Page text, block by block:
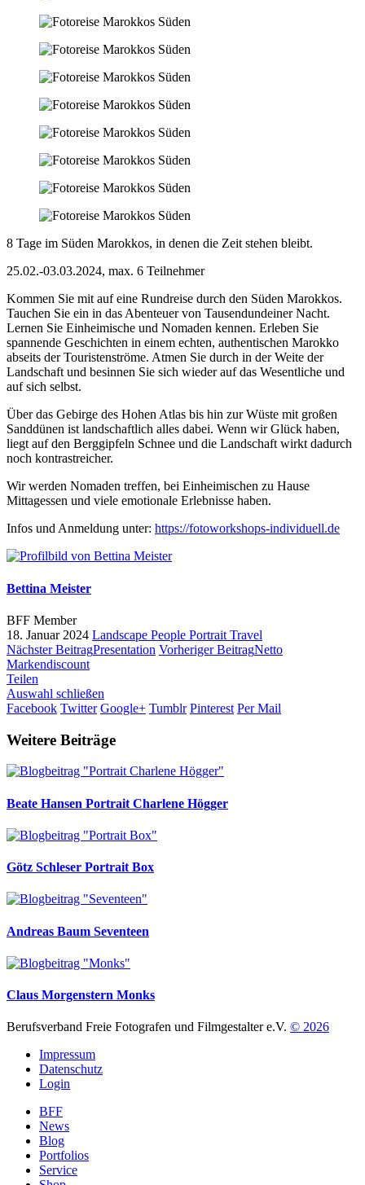
8 Tage im Süden Marokkos, in denen die Zeit stehen bleibt.
25.02.-03.03.2024, max. 6 Teilnehmer
Kommen Sie mit auf eine Rundreise durch den Süden Marokkos.
Tauchen Sie ein in das Abenteuer von Tausendundeiner Nacht.
Lernen Sie Einheimische und Nomaden kennen. Erleben Sie
spannende Geschichten in einem echten, authentischen Marokko
abseits der Touristenströme. Atmen Sie durch in der Weite der
Landschaft und besinnen Sie sich wieder auf das Wesentliche und
auf sich selbst.
Über das Gebirge des Hohen Atlas bis hin zur Wüste mit großen
Sanddünen ist landschaftlich alles dabei. Wenn wir Glück haben,
liegt auf den Berggipfeln Schnee und die Landschaft wirkt dadurch
noch kontrastreicher.
Wir werden Nomaden treffen, bei Einheimischen zu Hause
Mittagessen und viele emotionale Erlebnisse haben.
Infos und Anmeldung unter: https://fotoworkshops-individuell.de
Bettina Meister
BFF Member
18. Januar 2024 Landscape People Portrait Travel
Nächster BeitragPresentation Vorheriger BeitragNetto
Markendiscount
Teilen
Auswahl schließen
Facebook Twitter Google+ Tumblr Pinterest Per Mail
Weitere Beiträge
Beate Hansen Portrait Charlene Högger
Götz Schleser Portrait Box
Andreas Baum Seventeen
Claus Morgenstern Monks
Berufsverband Freie Fotografen und Filmgestalter e.V. © 2026
Impressum
Datenschutz
Login
BFF
News
Blog
Portfolios
Service